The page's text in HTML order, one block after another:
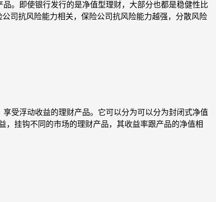
。即使银行发行的是净值型理财，大部分也都是稳健性比
司抗风险能力相关，保险公司抗风险能力越强，分散风险
受浮动收益的理财产品。它可以分为可以分为封闭式净值
，挂钩不同的市场的理财产品，其收益率跟产品的净值相